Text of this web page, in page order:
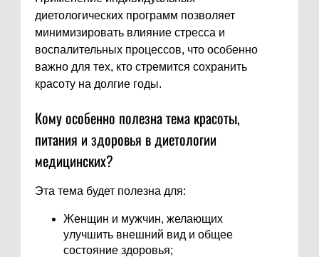
диетологических программ позволяет
минимизировать влияние стресса и
воспалительных процессов, что особенно
важно для тех, кто стремится сохранить
красоту на долгие годы.
Кому особенно полезна тема красоты,
питания и здоровья в диетологии
медицинских?
Эта тема будет полезна для:
Женщин и мужчин, желающих
улучшить внешний вид и общее
состояние здоровья;